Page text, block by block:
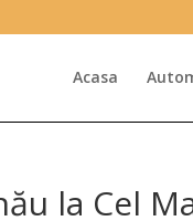
Acasa
la Cel